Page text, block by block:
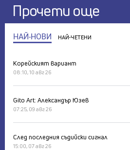
Прочети още
НАЙ-НОВИ НАЙ-ЧЕТЕНИ
Корейският вариант
08:10, 10 авг 26
Gito Art: Александър Юзев
07:25, 09 авг 26
След последния съдийски сигнал
15:00, 07 авг 26